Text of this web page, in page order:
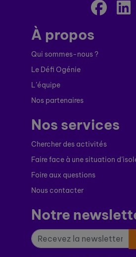
À propos
Qui sommes-nous ?
Le Défi Ogénie
L’équipe
Nos partenaires
Nos services
Chercher des activités
Faire face à une situation
Foire aux questions
Nous contacter
Notre